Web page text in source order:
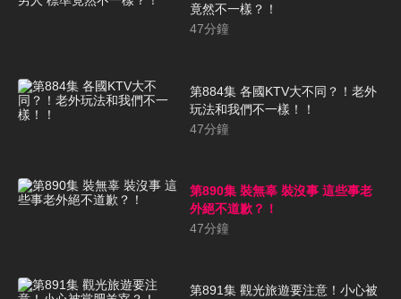
竟然不一樣？！
47分鐘
第884集 各國KTV大不同？！老外
玩法和我們不一樣！！
47分鐘
第890集 裝無辜 裝沒事 這些事老
外絕不道歉？！
47分鐘
第891集 觀光旅遊要注意！小心被